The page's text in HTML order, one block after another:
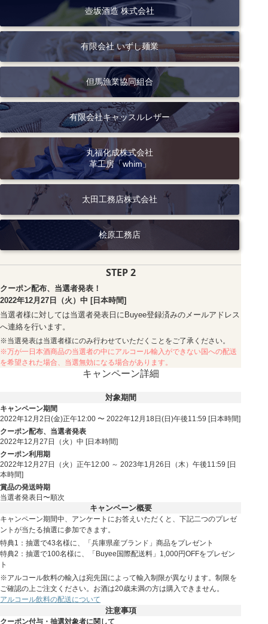
壺坂酒造 株式会社
有限会社 いずし麺業
但馬漁業協同組合
有限会社キャッスルレザー
丸福化成株式会社
革工房「whim」
太田工務店株式会社
桧原工務店
STEP 2
クーポン配布、当選者発表！
2022年12月27日（火）中 [日本時間]
当選者様に対しては当選者発表日にBuyee登録済みのメールアドレス
へ連絡を行います。
※当選発表は当選者様にのみ行わせていただくことをご了承ください。
※万が一日本酒商品の当選者の中にアルコール輸入ができない国への配送
を希望された場合、当選無効になる場合があります。
キャンペーン詳細
対象期間
キャンペーン期間
2022年12月2日(金)正午12:00 〜 2022年12月18日(日)午後11:59 [日本時間]
クーポン配布、当選者発表
2022年12月27日（火）中 [日本時間]
クーポン利用期
2022年12月27日（火）正午12:00 ～ 2023年1月26日（木）午後11:59 [日
本時間]
賞品の発送時期
当選者発表日〜順次
キャンペーン概要
キャンペーン期間中、アンケートにお答えいただくと、下記二つのプレゼ
ントが当たる抽選に参加できます。
特典1：抽選で43名様に、「兵庫県産ブランド」商品をプレゼント
特典2：抽選で100名様に、「Buyee国際配送料」1,000円OFFをプレゼン
ト
※アルコール飲料の輸入は宛先国によって輸入制限が異なります。制限を
ご確認の上ご注文ください。お酒は20歳未満の方は購入できません。
アルコール飲料の配送について
注意事項
クーポン付与・抽選対象者に関して